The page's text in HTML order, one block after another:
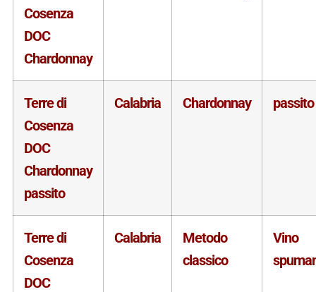
Cosenza
DOC
Chardonnay
Terre di
Cosenza
DOC
Chardonnay
passito
Calabria Chardonnay passito
Terre di
Cosenza
DOC
Calabria
Metodo
classico
Vino